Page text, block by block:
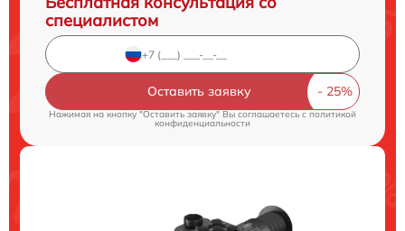
специалистом
Оставить заявку
Нажимая на кнопку "Оставить заявку" Вы соглашаетесь c политикой
конфиденциальности